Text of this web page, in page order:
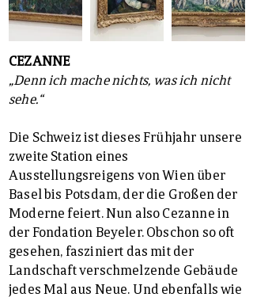
CEZANNE
„Denn ich mache nichts, was ich nicht
sehe.“
Die Schweiz ist dieses Frühjahr unsere
zweite Station eines
Ausstellungsreigens von Wien über
Basel bis Potsdam, der die Großen der
Moderne feiert. Nun also Cezanne in
der Fondation Beyeler. Obschon so oft
gesehen, fasziniert das mit der
Landschaft verschmelzende Gebäude
jedes Mal aus Neue. Und ebenfalls wie